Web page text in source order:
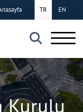
×
TR EN
Kurulu